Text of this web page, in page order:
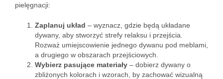
pielęgnacji:
Zaplanuj układ – wyznacz, gdzie będą układane
dywany, aby stworzyć strefy relaksu i przejścia.
Rozważ umiejscowienie jednego dywanu pod meblami,
a drugiego w obszarach przejściowych.
Wybierz pasujące materiały – dobierz dywany o
zbliżonych kolorach i wzorach, by zachować wizualną